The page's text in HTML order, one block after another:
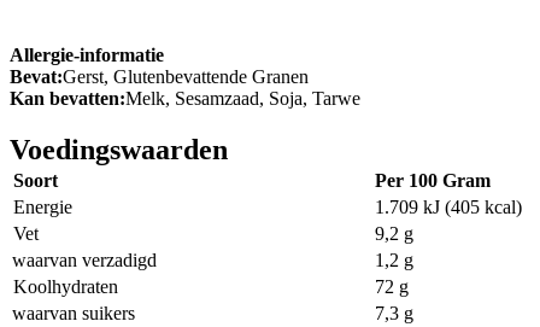
Allergie-informatie
Bevat:Gerst, Glutenbevattende Granen
Kan bevatten:Melk, Sesamzaad, Soja, Tarwe
Voedingswaarden
Soort
Per 100 Gram
Energie
1.709 kJ (405 kcal)
Vet
9,2 g
waarvan verzadigd
1,2 g
Koolhydraten
72 g
waarvan suikers
7,3 g